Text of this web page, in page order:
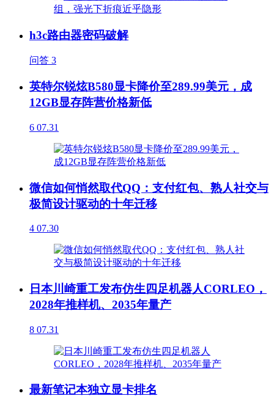
h3c路由器密码破解
问答 3
英特尔锐炫B580显卡降价至289.99美元，成
12GB显存阵营价格新低
6 07.31
微信如何悄然取代QQ：支付红包、熟人社交与
极简设计驱动的十年迁移
4 07.30
日本川崎重工发布仿生四足机器人CORLEO，
2028年推样机、2035年量产
8 07.31
最新笔记本独立显卡排名